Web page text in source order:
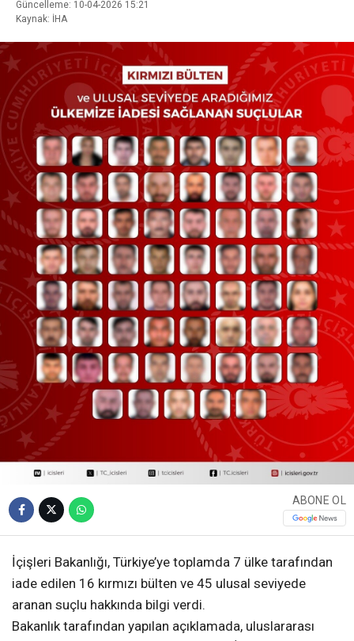
Güncelleme: 10-04-2026 15:21
Kaynak: İHA
ABONE OL
İçişleri Bakanlığı, Türkiye’ye toplamda 7 ülke tarafından
iade edilen 16 kırmızı bülten ve 45 ulusal seviyede
aranan suçlu hakkında bilgi verdi.
Bakanlık tarafından yapılan açıklamada, uluslararası